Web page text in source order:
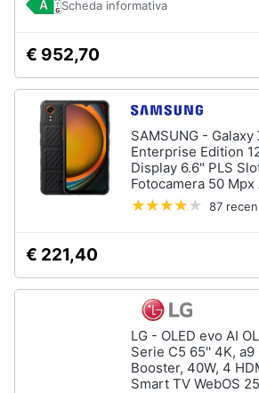
Scheda informativa
€ 952,70
SAMSUNG - Galaxy
Enterprise Edition
Display 6.6" PLS
Fotocamera 50
87
€ 221,40
LG - OLED evo AI
Serie C5 65'' 4K,
Booster, 40W, 4
Smart TV WebOS 25